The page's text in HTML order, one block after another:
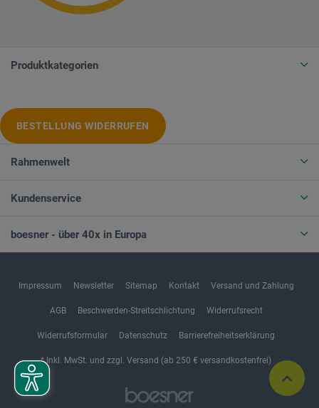
Produktkategorien
BESTELLUNG WIDERRUFEN
Rahmenwelt
Kundenservice
boesner - über 40x in Europa
Impressum Newsletter Sitemap Kontakt Versand und Zahlung
AGB Beschwerden-Streitschlichtung Widerrufsrecht
Widerrufsformular Datenschutz Barrierefreiheitserklärung
* Inkl. MwSt. und zzgl. Versand (ab 250 € versandkostenfrei)